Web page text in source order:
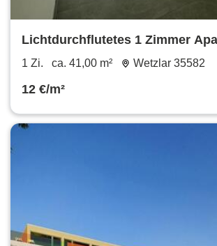
Lichtdurchflutetes 1 Zimmer
Dutenhofen
1 Zi. ca. 41,00 m² Wetzlar 35582
12 €/m²